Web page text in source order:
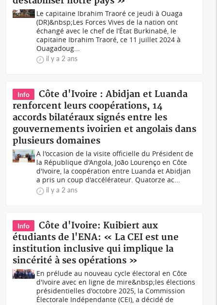
Le capitaine Ibrahim Traoré ce jeudi à Ouaga
(DR)&nbsp;Les Forces Vives de la nation ont
échangé avec le chef de l’État Burkinabé, le
capitaine Ibrahim Traoré, ce 11 juillet 2024 à
Ouagadoug...
il y a 2 ans
Info
Côte d'Ivoire : Abidjan et Luanda
renforcent leurs coopérations, 14
accords bilatéraux signés entre les
gouvernements ivoirien et angolais dans
plusieurs domaines
A l'occasion de la visite officielle du Président de
la République d'Angola, João Lourenço en Côte
d'Ivoire, la coopération entre Luanda et Abidjan
a pris un coup d'accélérateur. Quatorze ac...
il y a 2 ans
Info
Côte d'Ivoire: Kuibiert aux
étudiants de l'ENA: « La CEI est une
institution inclusive qui implique la
sincérité à ses opérations »
En prélude au nouveau cycle électoral en Côte
d'Ivoire avec en ligne de mire&nbsp;les élections
présidentielles d'octobre 2025, la Commission
Électorale Indépendante (CEI), a décidé de